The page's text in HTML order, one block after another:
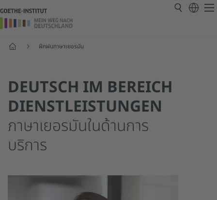
หน้าแรก ฝึกฝนภาษาเยอรมัน
DEUTSCH IM BEREICH
DIENSTLEISTUNGEN
ภาษาเยอรมันในด้านการ
บริการ